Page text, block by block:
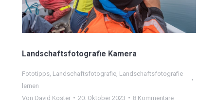
Landschaftsfotografie Kamera
Fototipps Landschaftsfotografie Landschaftsfotografie
lernen
Von David Köster 20. Oktober 2023 8 Kommentare